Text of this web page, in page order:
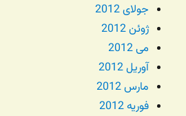
جولای 2012
ژوئن 2012
می 2012
آوریل 2012
مارس 2012
فوریه 2012